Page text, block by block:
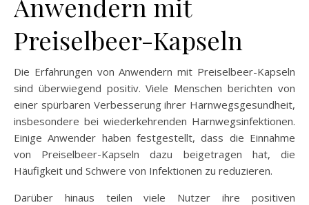
Anwendern mit
Preiselbeer-Kapseln
Die Erfahrungen von Anwendern mit Preiselbeer-Kapseln
sind überwiegend positiv. Viele Menschen berichten von
einer spürbaren Verbesserung ihrer Harnwegsgesundheit,
insbesondere bei wiederkehrenden Harnwegsinfektionen.
Einige Anwender haben festgestellt, dass die Einnahme
von Preiselbeer-Kapseln dazu beigetragen hat, die
Häufigkeit und Schwere von Infektionen zu reduzieren.
Darüber hinaus teilen viele Nutzer ihre positiven